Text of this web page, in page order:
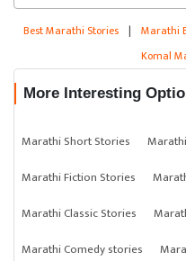
Best Marathi Stories | Marathi
Komal
More Interesting
Marathi Short Stories
Marathi Fiction Stories
Marathi Classic Stories
Marathi Comedy stories